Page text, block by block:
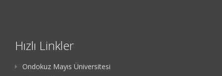
Hızlı Linkler
Ondokuz Mayıs Üniversitesi